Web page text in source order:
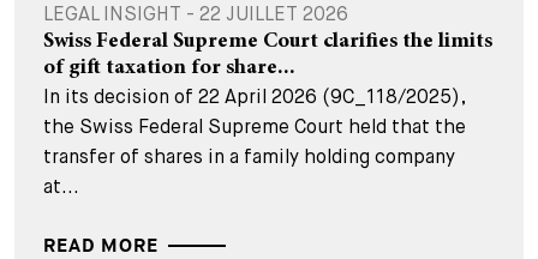
LEGAL INSIGHT - 22 JUILLET 2026
Swiss Federal Supreme Court clarifies the limits
of gift taxation for share...
In its decision of 22 April 2026 (9C_118/2025),
the Swiss Federal Supreme Court held that the
transfer of shares in a family holding company
at...
READ MORE